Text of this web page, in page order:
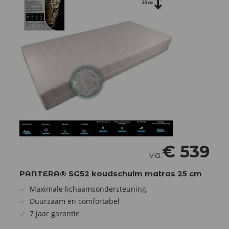
v.a.€ 539
PANTERA® SG52 koudschuim matras 25 cm
Maximale lichaamsondersteuning
Duurzaam en comfortabel
7 jaar garantie